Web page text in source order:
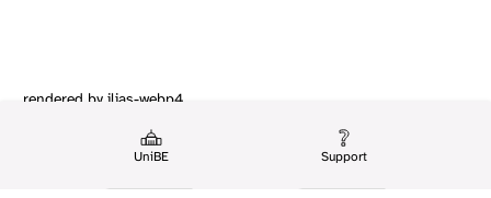
UniBE Support
rendered by ilias-webp4